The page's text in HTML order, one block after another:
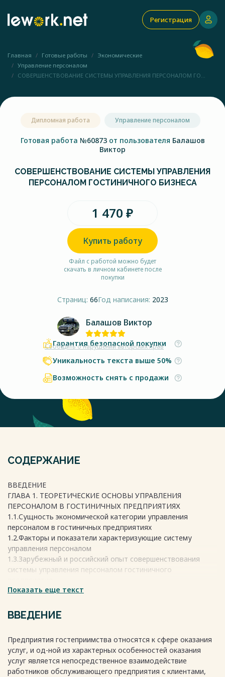
Регистрация
Главная Готовые работы
Экономические
Управление персоналом
СОВЕРШЕНСТВОВАНИЕ СИСТЕМЫ УПРАВЛЕНИЯ ПЕРСОНАЛОМ ГО...
Дипломная работа Управление персоналом
Готовая работа №60873 от пользователя Балашов
Виктор
СОВЕРШЕНСТВОВАНИЕ СИСТЕМЫ УПРАВЛЕНИЯ
ПЕРСОНАЛОМ ГОСТИНИЧНОГО БИЗНЕСА
1 470 ₽
Купить работу
Файл с работой можно будет
скачать в личном кабинете после
покупки
Страниц: 66Год написания: 2023
Балашов Виктор
Сообщить о нарушении авторских прав
Гарантия безопасной покупки
Уникальность текста выше 50%
Возможность снять с продажи
СОДЕРЖАНИЕ
ВВЕДЕНИЕ
ГЛАВА 1. ТЕОРЕТИЧЕСКИЕ ОСНОВЫ УПРАВЛЕНИЯ
ПЕРСОНАЛОМ В ГОСТИНИЧНЫХ ПРЕДПРИЯТИЯХ
1.1.Сущность экономической категории управления
персоналом в гостиничных предприятиях
1.2.Факторы и показатели характеризующие систему
управления персоналом
1.3.Зарубежный и российский опыт совершенствования
системы управления персоналом гостиничного
ГЛАВА 2. СОВРЕМЕННОЕ СОСТОЯНИЕ ИНДУСТРИИ
2.1.Место индустрии туризма и гостеприимства в развитии
экономики
2.3.Современное состояние персонала в индустрии туризма
и гостеприимства
ГЛАВА 3. ИНСТРУМЕНТЫ СОВЕРШЕНСТВОВАНИЯ СИСТЕМЫ
Показать еще текст
ВВЕДЕНИЕ
Предприятия гостеприимства относятся к сфере оказания
услуг, и од-ной из характерных особенностей оказания
услуг является непосредственное взаимодействие
работников обслуживающего предприятия с клиентами,